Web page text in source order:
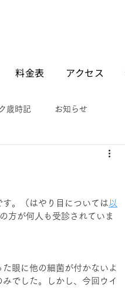
料金表 アクセス
歳時記 お知らせ
。（はやり目については以
方が何人も受診されていま
眼に他の細菌が付かないよ
でした。しかし、今回ウイ